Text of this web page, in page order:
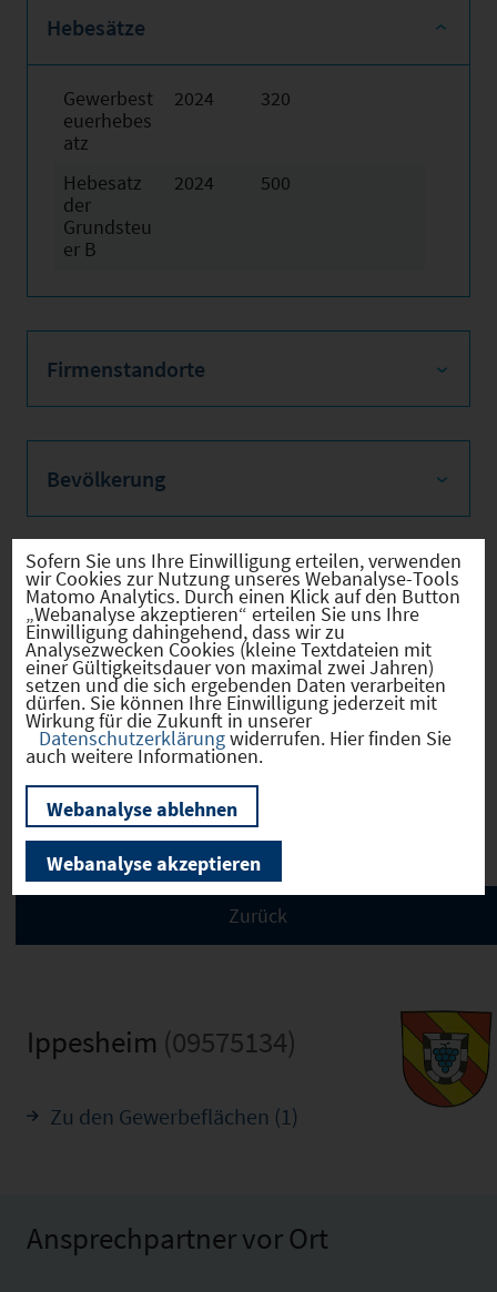
Hebesätze
Gewerbest
euerhebes
atz
2024 320
Hebesatz
der
Grundsteu
er B
2024 500
Firmenstandorte
Bevölkerung
Sozialvers. Beschäftigte
Verkehrsinfrastruktur
Kommunale Infrastruktur
Ippesheim (09575134)
Zu den Gewerbeflächen (1)
Ansprechpartner vor Ort
Sofern Sie uns Ihre Einwilligung erteilen, verwenden
wir Cookies zur Nutzung unseres Webanalyse-Tools
Matomo Analytics. Durch einen Klick auf den Button
„Webanalyse akzeptieren“ erteilen Sie uns Ihre
Einwilligung dahingehend, dass wir zu
Analysezwecken Cookies (kleine Textdateien mit
einer Gültigkeitsdauer von maximal zwei Jahren)
setzen und die sich ergebenden Daten verarbeiten
dürfen. Sie können Ihre Einwilligung jederzeit mit
Wirkung für die Zukunft in unserer
Datenschutzerklärungwiderrufen. Hier finden Sie
auch weitere Informationen.
Webanalyse ablehnen
Webanalyse akzeptieren